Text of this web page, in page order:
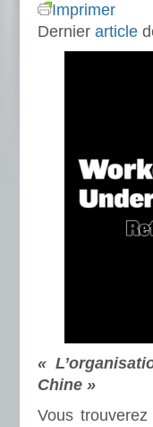
Imprimer
Dernier article
«
Chine »
Vous